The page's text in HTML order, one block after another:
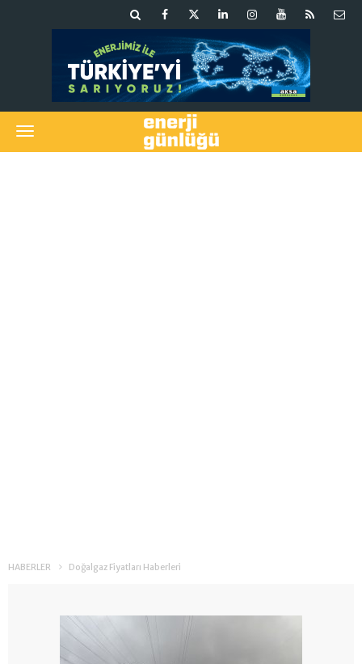
HABERLER Doğalgaz Fiyatları Haberleri